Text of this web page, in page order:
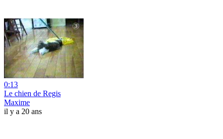
0:13
Le chien de Regis
Maxime
il y a 20 ans